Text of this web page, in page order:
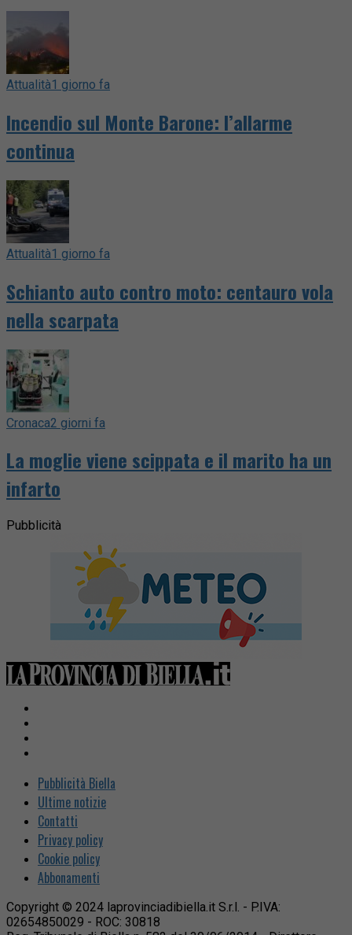
Attualità1 giorno fa
Incendio sul Monte Barone: l’allarme
continua
Attualità1 giorno fa
Schianto auto contro moto: centauro vola
nella scarpata
Cronaca2 giorni fa
La moglie viene scippata e il marito ha un
infarto
Pubblicità
Pubblicità Biella
Ultime notizie
Contatti
Privacy policy
Cookie policy
Abbonamenti
Copyright © 2024 laprovinciadibiella.it S.r.l. - P.IVA:
02654850029 - ROC: 30818